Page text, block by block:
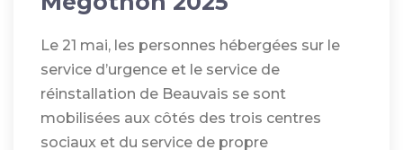
Le 21 mai, les personnes hébergées sur le
service d’urgence et le service de
réinstallation de Beauvais se sont
mobilisées aux côtés des trois centres
sociaux et du service de propre